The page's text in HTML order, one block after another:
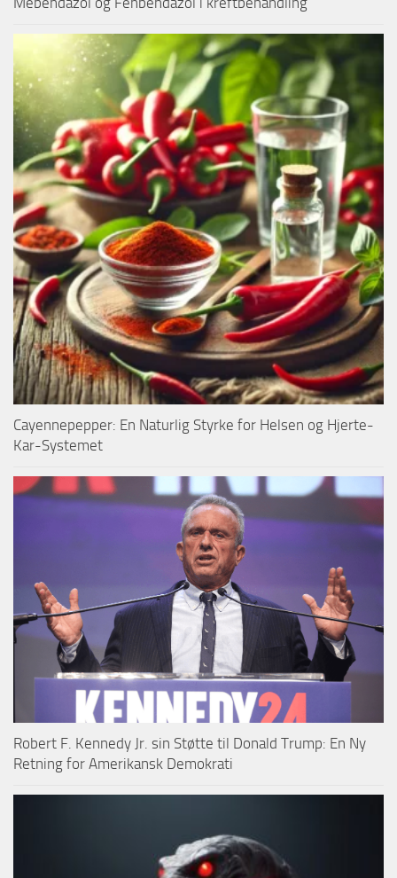
Cayennepepper: En Naturlig Styrke for Helsen og Hjerte-
Kar-Systemet
Robert F. Kennedy Jr. sin Støtte til Donald Trump: En Ny
Retning for Amerikansk Demokrati